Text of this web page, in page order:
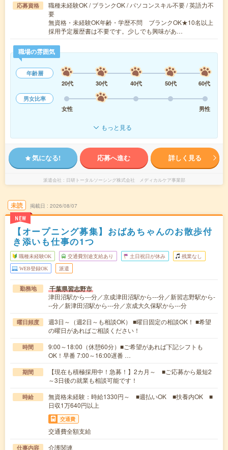
応募資格
職種未経験OK / ブランクOK / パソコンスキル不要 / 英語力不
要
無資格・未経験OK年齢・学歴不問 ブランクOK★10名以上
採用予定履歴書は不要です。少しでも興味があ…
職場の雰囲気
年齢層
20代
30代 40代 50代
60代
男女比率
女性
男性
もっと見る
気になる! 応募へ進む 詳しく見る
派遣会社 日研トータルソーシング株式会社 メディカルケア事業部
未読
NEW
掲載日 2026/08/07
【オープニング募集】おばあちゃんのお散歩付
き添いも仕事の1つ
職種未経験OK 交通費別途支給あり 土日祝日が休み 残業なし
WEB登録OK 派遣
勤務地 千葉県習志野市
津田沼駅から---分／京成津田沼駅から---分／新習志野駅から-
--分／新津田沼駅から---分／京成大久保駅から---分
曜日頻度
週3日～（週2日～も相談OK） ■曜日固定の相談OK！ ■希望
の曜日があればご相談ください！
時間
9:00～18:00（休憩60分）■ご希望があれば下記シフトも
OK！早番 7:00～16:00遅番 …
期間
【現在も積極採用中！急募！】2カ月～ ■ご応募から最短2
～3日後の就業も相談可能です！
時給
無資格未経験：時給1330円～ ■週払いOK ■扶養内OK ■
日収1万640円以上
交通費
交通費全額支給
仕事内容 介護関連